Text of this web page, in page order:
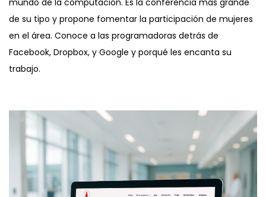
mundo de la computación. Es la conferencia más grande
de su tipo y propone fomentar la participación de mujeres
en el área. Conoce a las programadoras detrás de
Facebook, Dropbox, y Google y porqué les encanta su
trabajo.